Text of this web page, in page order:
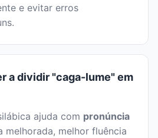
e evitar erros
a dividir "caga-lume" em
ajuda com pronúncia
melhorada, melhor fluência